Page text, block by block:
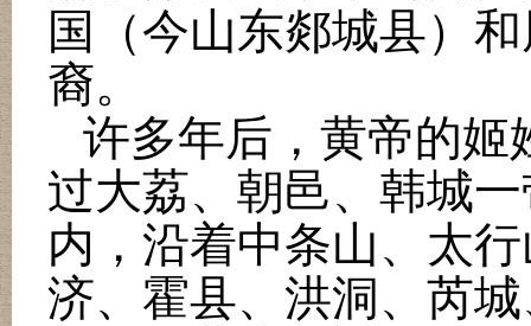
国（今山东郯城县）
裔。
许多年后，黄帝的姬
过大荔、朝邑、韩城
内，沿着中条山、太
济、霍县、洪洞、芮